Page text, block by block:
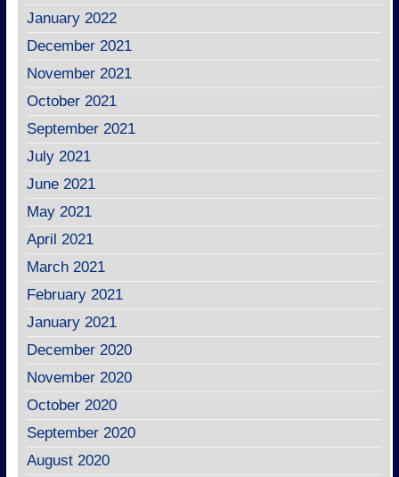
January 2022
December 2021
November 2021
October 2021
September 2021
July 2021
June 2021
May 2021
April 2021
March 2021
February 2021
January 2021
December 2020
November 2020
October 2020
September 2020
August 2020